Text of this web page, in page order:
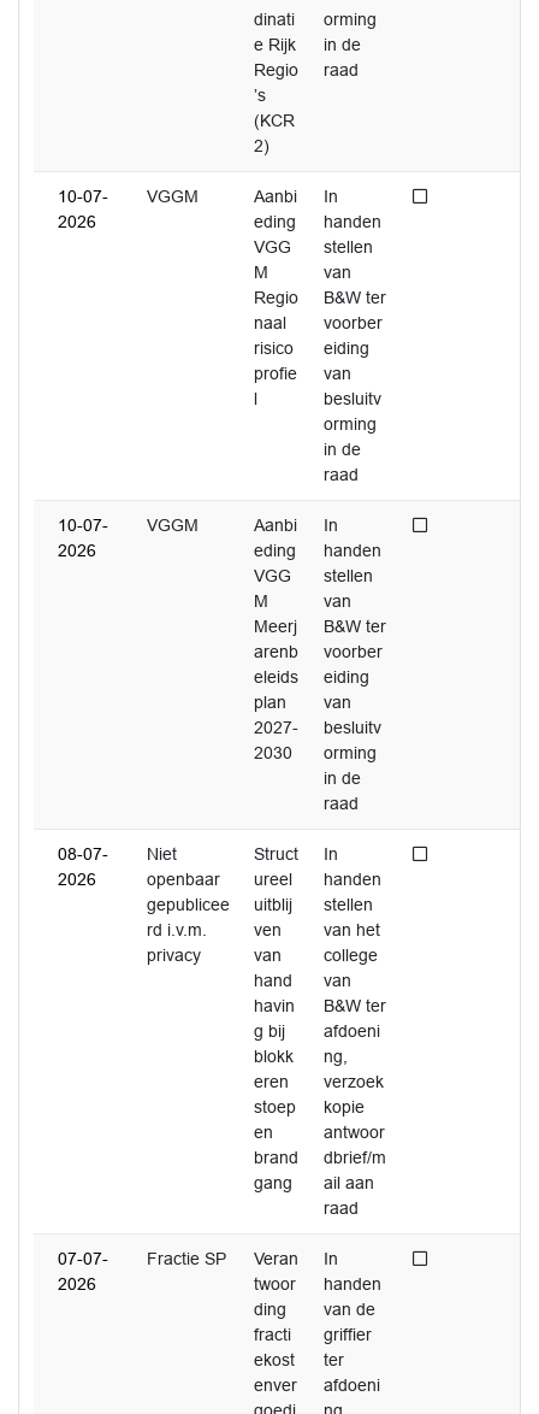
dinati
e Rijk
Regio
’s
(KCR
2)
orming
in de
raad
10-07-
2026
VGGM
Aanbi
eding
VGG
M
Regio
naal
risico
profie
l
In
handen
stellen
van
B&W ter
voorber
eiding
van
besluitv
orming
in de
raad
Niet afgedaan
10-07-
2026
VGGM
Aanbi
eding
VGG
M
Meerj
arenb
eleids
plan
2027-
2030
In
handen
stellen
van
B&W ter
voorber
eiding
van
besluitv
orming
in de
raad
Niet afgedaan
08-07-
2026
Niet
openbaar
gepublicee
rd i.v.m.
privacy
Struct
ureel
uitblij
ven
van
hand
havin
g bij
blokk
eren
stoep
en
brand
gang
In
handen
stellen
van het
college
van
B&W ter
afdoeni
ng,
verzoek
kopie
antwoor
dbrief/m
ail aan
raad
Niet afgedaan
07-07-
2026
Fractie SP
Veran
twoor
ding
fracti
ekost
enver
In
handen
van de
griffier
ter
afdoeni
Niet afgedaan